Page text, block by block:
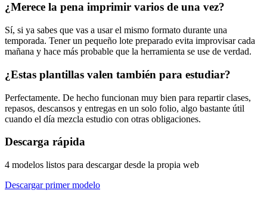
¿Merece la pena imprimir varios de una vez?
Sí, si ya sabes que vas a usar el mismo formato durante una
temporada. Tener un pequeño lote preparado evita improvisar cada
mañana y hace más probable que la herramienta se use de verdad.
¿Estas plantillas valen también para estudiar?
Perfectamente. De hecho funcionan muy bien para repartir clases,
repasos, descansos y entregas en un solo folio, algo bastante útil
cuando el día mezcla estudio con otras obligaciones.
Descarga rápida
4 modelos listos para descargar desde la propia web
Descargar primer modelo